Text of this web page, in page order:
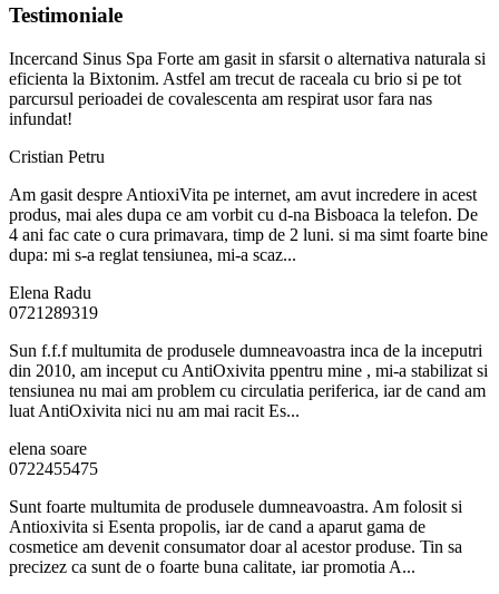
Testimoniale
Incercand Sinus Spa Forte am gasit in sfarsit o alternativa naturala si
eficienta la Bixtonim. Astfel am trecut de raceala cu brio si pe tot
parcursul perioadei de covalescenta am respirat usor fara nas
infundat!
Cristian Petru
Am gasit despre AntioxiVita pe internet, am avut incredere in acest
produs, mai ales dupa ce am vorbit cu d-na Bisboaca la telefon. De
4 ani fac cate o cura primavara, timp de 2 luni. si ma simt foarte bine
dupa: mi s-a reglat tensiunea, mi-a scaz...
Elena Radu
0721289319
Sun f.f.f multumita de produsele dumneavoastra inca de la inceputri
din 2010, am inceput cu AntiOxivita ppentru mine , mi-a stabilizat si
tensiunea nu mai am problem cu circulatia periferica, iar de cand am
luat AntiOxivita nici nu am mai racit Es...
elena soare
0722455475
Sunt foarte multumita de produsele dumneavoastra. Am folosit si
Antioxivita si Esenta propolis, iar de cand a aparut gama de
cosmetice am devenit consumator doar al acestor produse. Tin sa
precizez ca sunt de o foarte buna calitate, iar promotia A...